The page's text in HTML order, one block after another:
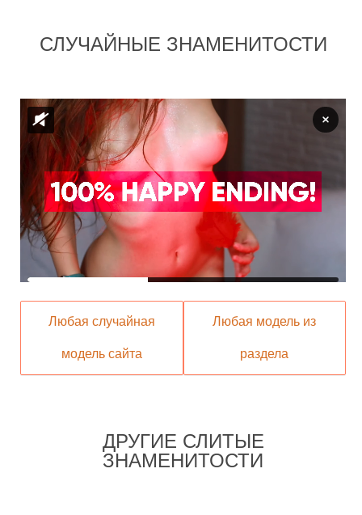
СЛУЧАЙНЫЕ ЗНАМЕНИТОСТИ
Любая случайная
модель сайта
Любая модель из
раздела
ДРУГИЕ СЛИТЫЕ
ЗНАМЕНИТОСТИ